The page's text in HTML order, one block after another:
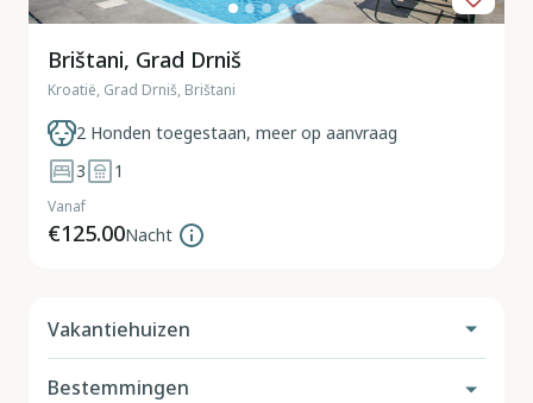
Brištani, Grad Drniš
Kroatië, Grad Drniš, Brištani
2 Honden toegestaan, meer op aanvraag
3
1
Vanaf
€125.00Nacht
Vakantiehuizen
Vakantiehuis met hond
Bestemmingen